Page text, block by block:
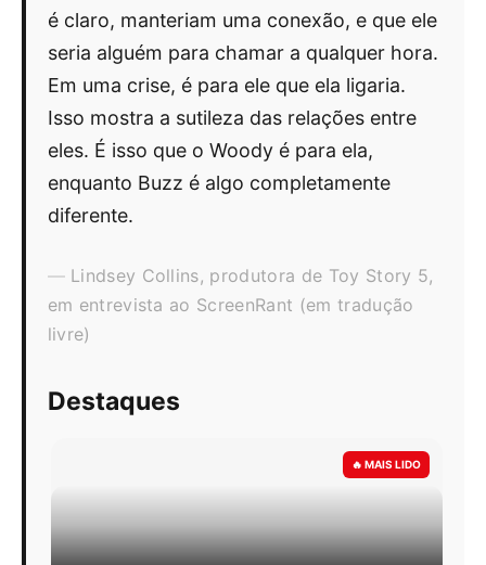
é claro, manteriam uma conexão, e que ele
seria alguém para chamar a qualquer hora.
Em uma crise, é para ele que ela ligaria.
Isso mostra a sutileza das relações entre
eles. É isso que o Woody é para ela,
enquanto Buzz é algo completamente
diferente.
Lindsey Collins, produtora de Toy Story 5,
em entrevista ao ScreenRant (em tradução
livre)
Destaques